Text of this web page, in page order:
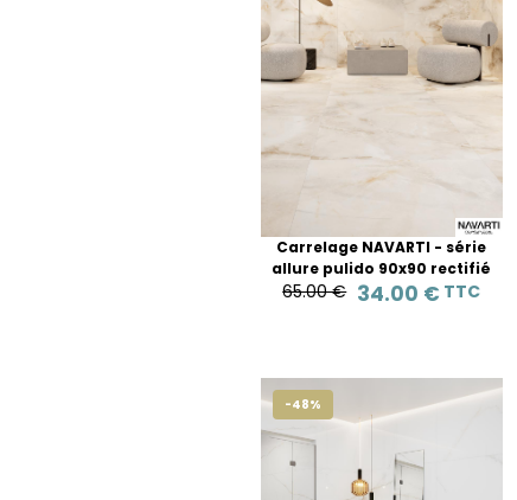
Carrelage NAVARTI - série
allure pulido 90x90 rectifié
65.00 € 34.00 € TTC
-48%